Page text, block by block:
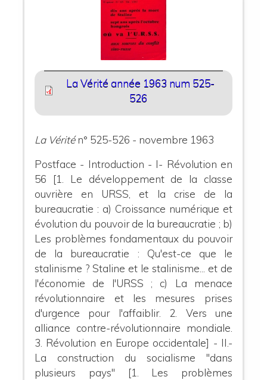
La Vérité année 1963 num 525-
526
La Véritén° 525-526 - novembre 1963
Postface - Introduction - I- Révolution en
56 [1. Le développement de la classe
ouvrière en URSS, et la crise de la
bureaucratie : a) Croissance numérique et
évolution du pouvoir de la bureaucratie ; b)
Les problèmes fondamentaux du pouvoir
de la bureaucratie : Qu'est-ce que le
stalinisme ? Staline et le stalinisme... et de
l'économie de l'URSS ; c) La menace
révolutionnaire et les mesures prises
d'urgence pour l'affaiblir. 2. Vers une
alliance contre-révolutionnaire mondiale.
3. Révolution en Europe occidentale] - II.-
La construction du socialisme "dans
plusieurs pays" [1. Les problèmes